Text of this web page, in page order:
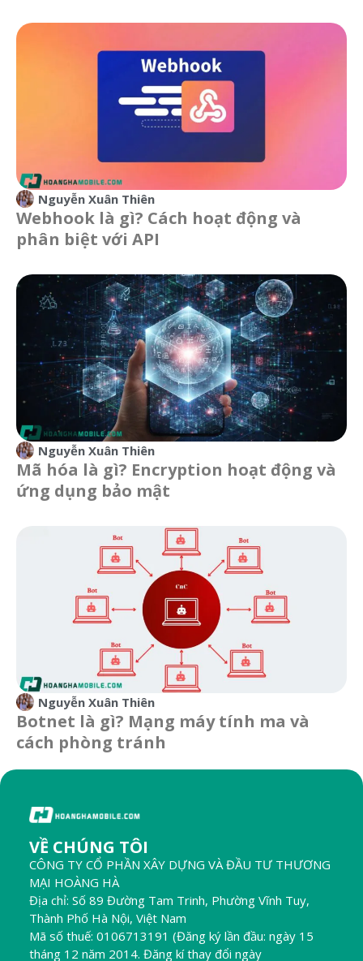
Nguyễn Xuân Thiên
Webhook là gì? Cách hoạt động và
phân biệt với API
Nguyễn Xuân Thiên
Mã hóa là gì? Encryption hoạt động và
ứng dụng bảo mật
Nguyễn Xuân Thiên
Botnet là gì? Mạng máy tính ma và
cách phòng tránh
VỀ CHÚNG TÔI
CÔNG TY CỔ PHẦN XÂY DỰNG VÀ ĐẦU TƯ THƯƠNG
MẠI HOÀNG HÀ
Địa chỉ: Số 89 Đường Tam Trinh, Phường Vĩnh Tuy,
Thành Phố Hà Nội, Việt Nam
Mã số thuế: 0106713191 (Đăng ký lần đầu: ngày 15
tháng 12 năm 2014. Đăng kí thay đổi ngày